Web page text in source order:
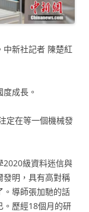
中新社記者 陳楚紅
成長。
定在等一個機械發
2020級資料迷信與
發明，具有高對稱
。導師張加馳的話
。歷經18個月的研